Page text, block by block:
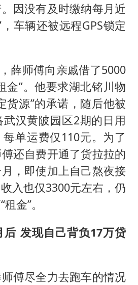
因没有及时缴纳每月近
车辆还被远程GPS锁定
薛师傅向亲戚借了5000
金”。他要求湖北铭川物
货源”的承诺，随后他被
汉黄陂园区2期的日用
单运费仅110元。为了
还自费开通了货拉拉的
，即使加上自己熬夜接
入也仅3300元左右，仍
金”。
后 发现自己背负17万贷
傅尽全力去跑车的情况